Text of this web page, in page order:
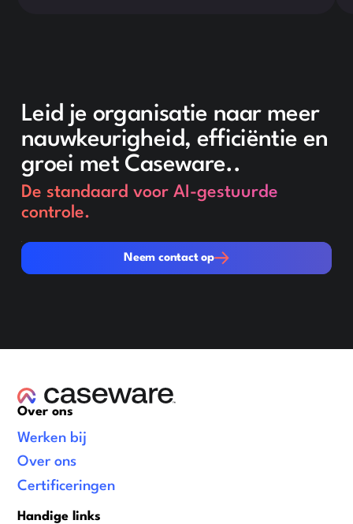
Leid je organisatie naar meer
nauwkeurigheid, efficiëntie en
groei met Caseware..
De standaard voor AI-gestuurde
controle.
Neem contact op
Neem contact op
Over ons
Werken bij
Over ons
Certificeringen
Handige links